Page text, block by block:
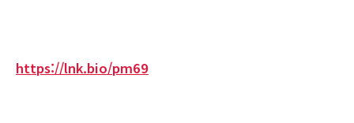
https://lnk.bio/pm69